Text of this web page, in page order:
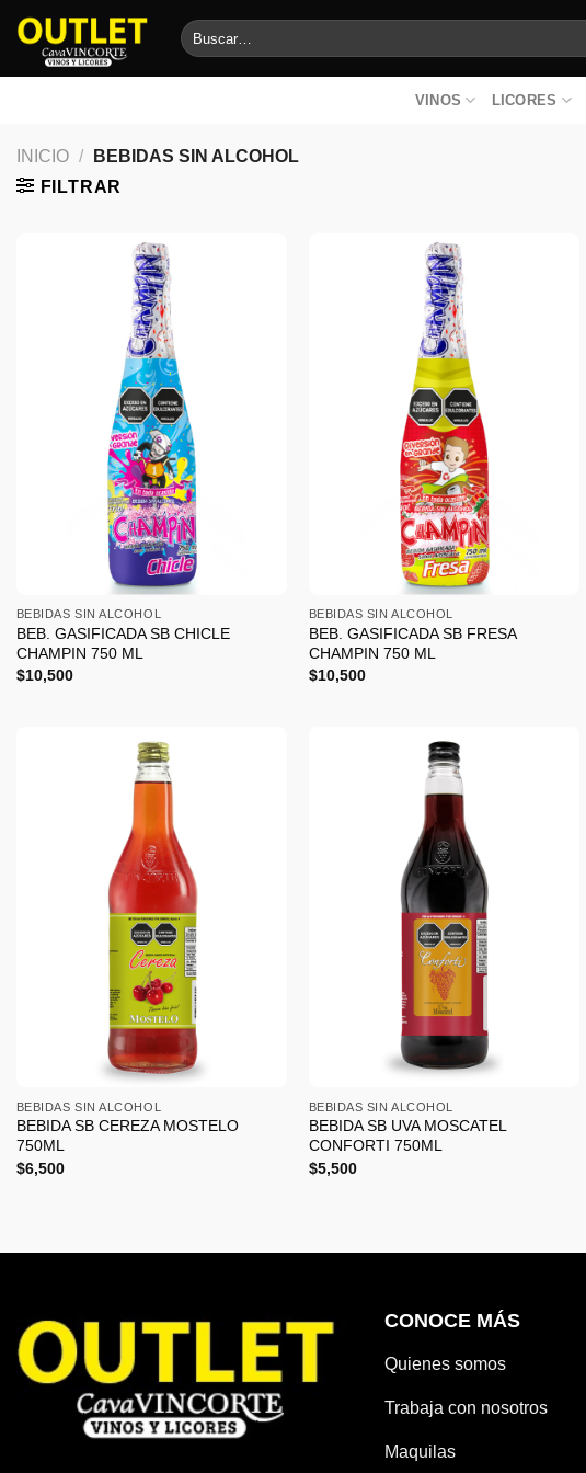
Saltar
contenido
Buscar
por:
VINOS LICORES
INICIO /
BEBIDAS SIN ALCOHOL
FILTRAR
BEBIDAS SIN ALCOHOL
BEB. GASIFICADA SB CHICLE
CHAMPIN 750 ML
$10,500
BEBIDAS SIN ALCOHOL
BEB. GASIFICADA SB FRESA
CHAMPIN 750 ML
$10,500
BEBIDAS SIN ALCOHOL
BEBIDA SB CEREZA MOSTELO
750ML
$6,500
BEBIDAS SIN ALCOHOL
BEBIDA SB UVA MOSCATEL
CONFORTI 750ML
$5,500
CONOCE MÁS
Quienes somos
Trabaja con nosotros
Maquilas